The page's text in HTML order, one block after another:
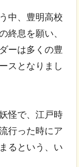
中、豊明高校
終息を願い、
ーは多くの豊
スとなりまし
怪で、江戸時
行った時にア
るという、い